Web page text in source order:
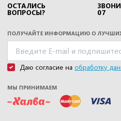
ОСТАЛИСЬ
ВОПРОСЫ? 07
ПОЛУЧАЙТЕ ИНФОРМАЦИЮ О
Даю согласие на обработку
МЫ ПРИНИМАЕМ